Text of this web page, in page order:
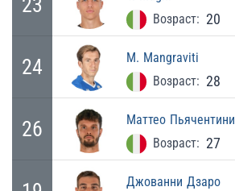
Возраст: 20
24 M. Mangraviti
Возраст: 28
26 Маттео Пьячентини
Возраст: 27
Джованни Дзаро